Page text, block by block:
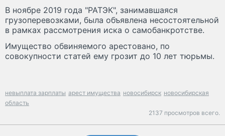
В ноябре 2019 года "РАТЭК", занимавшаяся
грузоперевозками, была объявлена несостоятельной
в рамках рассмотрения иска о самобанкротстве.
Имущество обвиняемого арестовано, по
совокупности статей ему грозит до 10 лет тюрьмы.
невыплата зарплаты арест имущества новосибирск новосибирская
область
2137 просмотров всего.